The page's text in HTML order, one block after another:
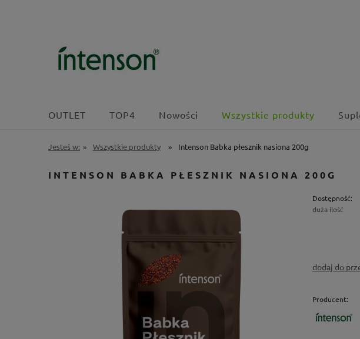
OUTLET TOP4 Nowości Wszystkie produkty
Jesteś w: » Wszystkie produkty » Intenson Babka płesznik nasiona 200g
INTENSON BABKA PŁESZNIK NASIONA 200G
Dostępność:
duża ilość
dodaj do
Producent: